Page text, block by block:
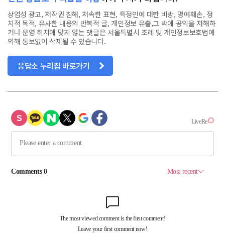
상업성 광고, 저작권 침해, 저속한 표현, 특정인에 대한 비방, 명예훼손, 정
치적 목적, 유사한 내용의 반복적 글, 개인정보 유출,그 밖에 공익을 저해하
거나 운영 취지에 맞지 않는 댓글은 서울특별시 조례 및 개인정보보호법에
의해 통보없이 삭제될 수 있습니다.
응답소 누리집 바로가기